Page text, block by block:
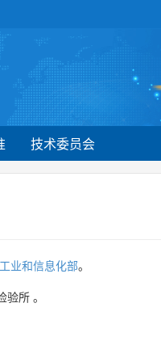
技术委员会
工业和信息化部。
验所 。